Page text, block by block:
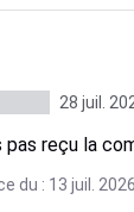
28 juil.
pas reçu la
du : 13 juil. 2026